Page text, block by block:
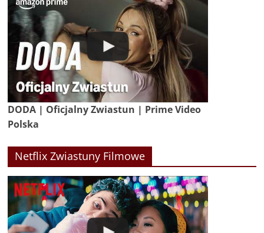
DODA | Oficjalny Zwiastun | Prime Video
Polska
Netflix Zwiastuny Filmowe